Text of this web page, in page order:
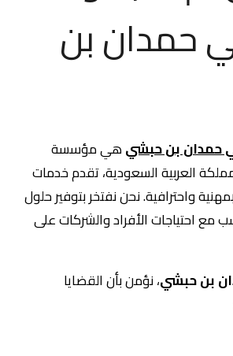
حمدان بن
حمدان بن حبشيهي مؤسسة
العربية السعودية، تقدم خدمات
واحترافية. نحن نفتخر بتوفير حلول
مع احتياجات الأفراد والشركات على
بن حبشي، نؤمن بأن القضايا